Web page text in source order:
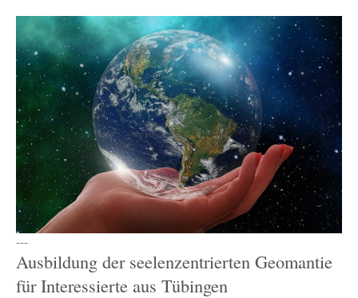
---
Ausbildung der seelenzentrierten Geomantie
für Interessierte aus Tübingen